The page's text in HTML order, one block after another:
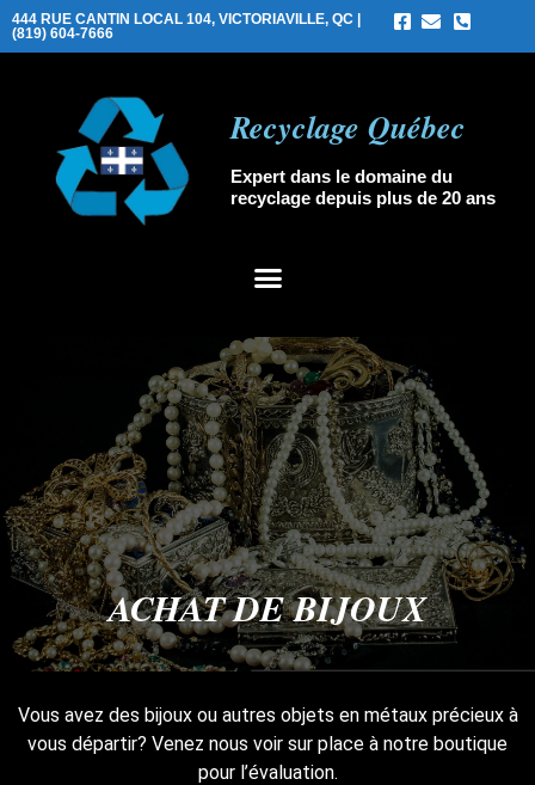
444 RUE CANTIN LOCAL 104, VICTORIAVILLE, QC |
(819) 604-7666
Recyclage Québec
Expert dans le domaine du
recyclage depuis plus de 20 ans
ACHAT DE BIJOUX
Vous avez des bijoux ou autres objets en métaux précieux à
vous départir? Venez nous voir sur place à notre boutique
pour l’évaluation.